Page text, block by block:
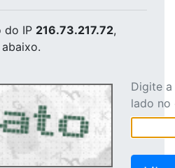
do IP 216.73.217.72,
Digite
lado no